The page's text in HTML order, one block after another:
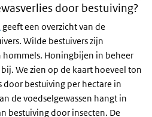
door bestuiving?
geeft een overzicht van de
Wilde bestuivers zijn
Honingbijen in beheer
We zien op de kaart hoeveel ton
door bestuiving per hectare in
de voedselgewassen hangt in
bestuiving door insecten. De